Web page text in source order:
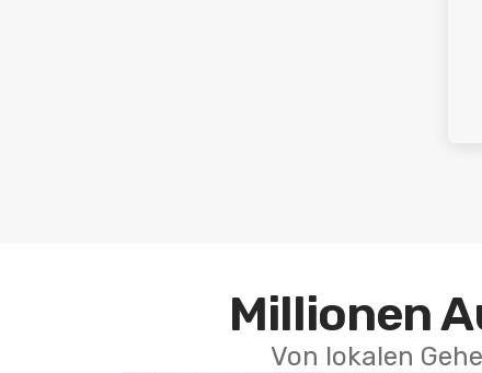
Millionen
Von lokalen